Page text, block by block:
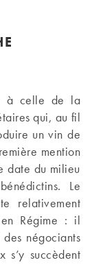
à celle de la
qui, au fil
un vin de
mention
date du milieu
Le
relativement
Régime : il
négociants
s’y succèdent